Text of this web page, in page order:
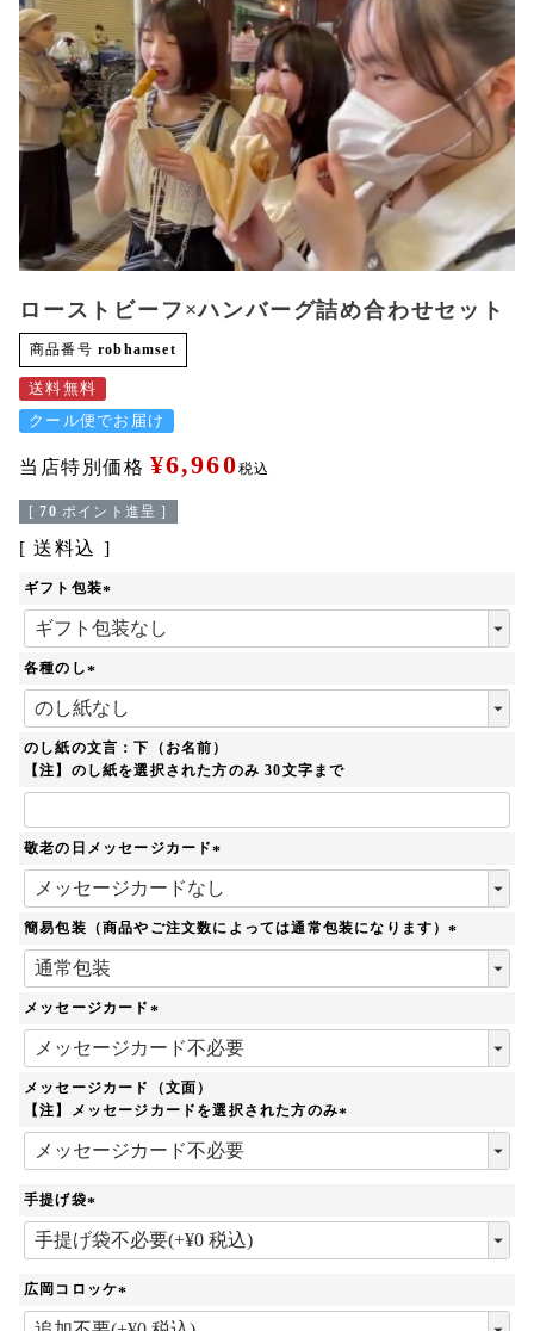
ローストビーフ×ハンバーグ詰め合わせセット
商品番号 robhamset
送料無料
クール便でお届け
当店特別価格 ¥6,960税込
[ 70 ポイント進呈 ]
送料込
ギフト包装
必
各種のし
(
必
須
)
のし紙の文言：下（お名前）
【注】のし紙を選択された方のみ 30文字まで
敬老の日メッセージカード
必
須
簡易包装（商品やご注文数によっては通常包装になります）
メッセージカード
須
)
メッセージカード（文面）
【注】メッセージカードを選択された方のみ
手提げ袋
(
必
)
広岡コロッケ